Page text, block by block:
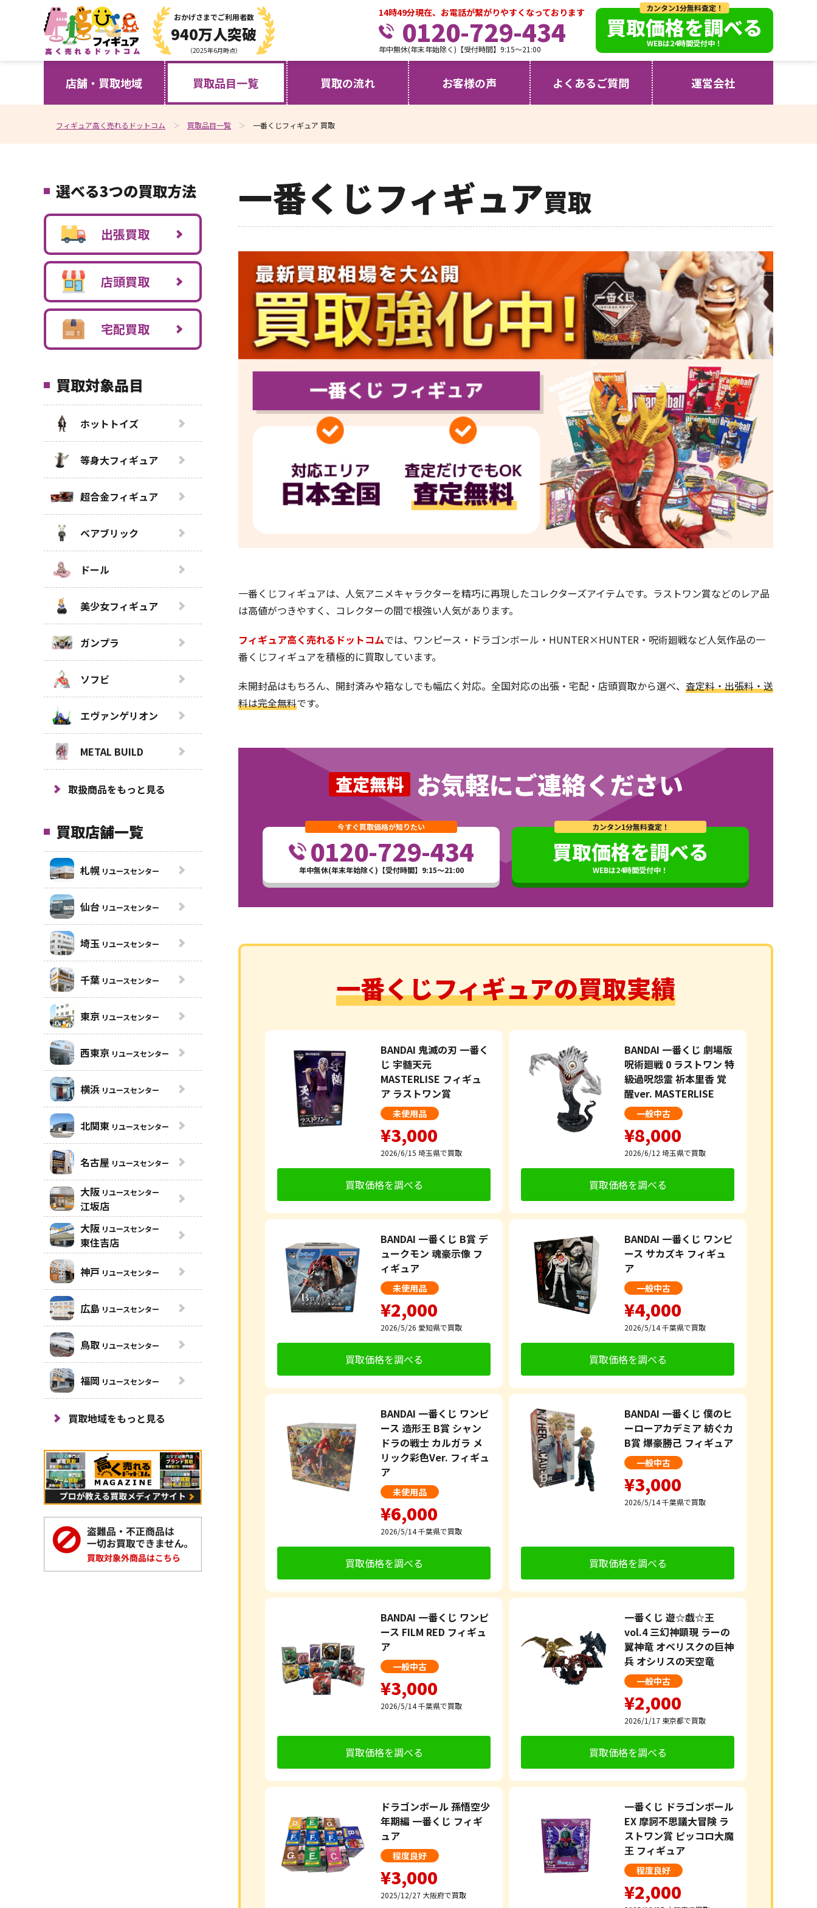
おかげさまでご利用者数
940万人突破
（2025年6月時点）
14時49分現在、お電話が繋がりやすくなっております
0120-729-434
年中無休(年末年始除く)【受付時間】9:15～21:00
カンタン1分無料査定！
買取価格を調べる
WEBは24時間受付中！
店舗・買取地域 買取品目一覧 買取の流れ お客様の声 よくあるご質問 運営会社
フィギュア高く売れるドットコム 買取品目一覧 一番くじフィギュア 買取
一番くじフィギュア買取
一番くじフィギュアは、人気アニメキャラクターを精巧に再現したコレクターズアイテムです。ラストワン賞などのレア品
は高値がつきやすく、コレクターの間で根強い人気があります。
フィギュア高く売れるドットコムでは、ワンピース・ドラゴンボール・HUNTER×HUNTER・呪術廻戦など人気作品の一
番くじフィギュアを積極的に買取しています。
未開封品はもちろん、開封済みや箱なしでも幅広く対応。全国対応の出張・宅配・店頭買取から選べ、 査定料・出張料・送
料は完全無料です。
査定無料 お気軽にご連絡ください
今すぐ買取価格が知りたい
0120-729-434
年中無休(年末年始除く)【受付時間】9:15～21:00
カンタン1分無料査定！
買取価格を調べる
WEBは24時間受付中！
一番くじフィギュアの買取実績
BANDAI 鬼滅の刃 一番く
じ 宇髄天元
MASTERLISE フィギュ
ア ラストワン賞
未使用品
¥3,000
2026/6/15 埼玉県で買取
買取価格を調べる
BANDAI 一番くじ 劇場版
呪術廻戦 0 ラストワン 特
級過呪怨霊 祈本里香 覚
醒ver. MASTERLISE
一般中古
¥8,000
2026/6/12 埼玉県で買取
買取価格を調べる
BANDAI 一番くじ B賞 デ
ュークモン 魂豪示像 フ
ィギュア
未使用品
¥2,000
2026/5/26 愛知県で買取
買取価格を調べる
BANDAI 一番くじ ワンピ
ース サカズキ フィギュ
ア
一般中古
¥4,000
2026/5/14千葉県で買取
買取価格を調べる
BANDAI 一番くじ ワンピ
ース 造形王 B賞 シャン
ドラの戦士 カルガラ メ
リック彩色Ver. フィギュ
ア
未使用品
¥6,000
2026/5/14千葉県で買取
買取価格を調べる
BANDAI 一番くじ 僕のヒ
ーローアカデミア 紡ぐ力
B賞 爆豪勝己 フィギュア
一般中古
¥3,000
2026/5/14千葉県で買取
買取価格を調べる
BANDAI 一番くじ ワンピ
ース FILM RED フィギュ
ア
一般中古
¥3,000
2026/5/14千葉県で買取
買取価格を調べる
一番くじ 遊☆戯☆王
vol.4 三幻神顕現 ラーの
翼神竜 オベリスクの巨神
兵 オシリスの天空竜
一般中古
¥2,000
2026/1/17 東京都で買取
買取価格を調べる
ドラゴンボール 孫悟空少
年期編 一番くじ フィギ
ュア
程度良好
¥3,000
2025/12/27 大阪府で買取
一番くじ ドラゴンボール
EX 摩訶不思議大冒険 ラ
ストワン賞 ピッコロ大魔
王 フィギュア
程度良好
¥2,000
選べる3つの買取方法
出張買取
店頭買取
宅配買取
買取対象品目
ホットトイズ
等身大フィギュア
超合金フィギュア
ベアブリック
ドール
美少女フィギュア
ガンプラ
ソフビ
エヴァンゲリオン
METAL BUILD
取扱商品をもっと見る
買取店舗一覧
札幌 リユースセンター
仙台 リユースセンター
埼玉 リユースセンター
千葉 リユースセンター
東京 リユースセンター
西東京 リユースセンター
横浜 リユースセンター
北関東 リユースセンター
名古屋 リユースセンター
大阪 リユースセンター
江坂店
大阪 リユースセンター
東住吉店
神戸 リユースセンター
広島 リユースセンター
鳥取 リユースセンター
福岡 リユースセンター
買取地域をもっと見る